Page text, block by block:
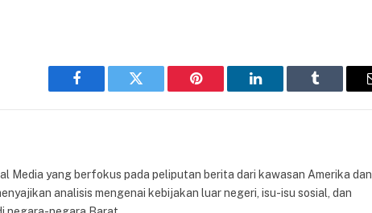
Facebook Twitter Pinterest LinkedIn Tumblr
Media yang berfokus pada peliputan berita dari kawasan Amerika dan
analisis mengenai kebijakan luar negeri, isu-isu sosial, dan